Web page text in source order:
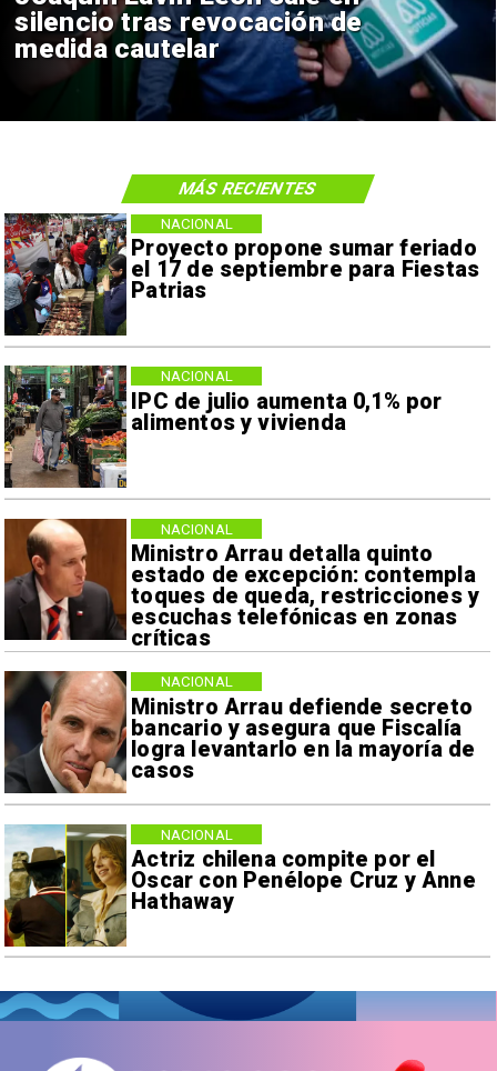
silencio tras revocación de
medida cautelar
Proyecto propone sumar feriado
el 17 de septiembre para Fiestas
Patrias
NACIONAL
IPC de julio aumenta 0,1% por
alimentos y vivienda
NACIONAL
Ministro Arrau detalla quinto
estado de excepción: contempla
toques de queda, restricciones y
escuchas telefónicas en zonas
críticas
NACIONAL
Ministro Arrau defiende secreto
bancario y asegura que Fiscalía
logra levantarlo en la mayoría de
casos
NACIONAL
Actriz chilena compite por el
Oscar con Penélope Cruz y Anne
Hathaway
NACIONAL
MÁS RECIENTES